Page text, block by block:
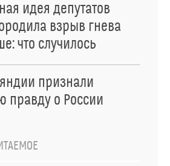
идея депутатов
взрыв гнева
что случилось
признали
правду о России